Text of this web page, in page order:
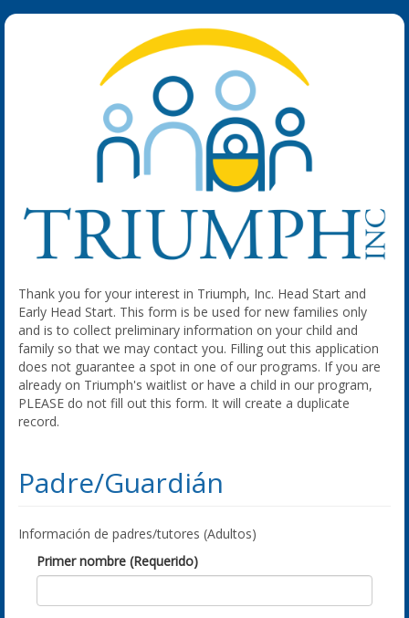
Thank you for your interest in Triumph, Inc. Head Start and
Early Head Start. This form is be used for new families only
and is to collect preliminary information on your child and
family so that we may contact you. Filling out this application
does not guarantee a spot in one of our programs. If you are
already on Triumph's waitlist or have a child in our program,
PLEASE do not fill out this form. It will create a duplicate
record.
Padre/Guardián
Información de padres/tutores (Adultos)
Primer nombre (Requerido)